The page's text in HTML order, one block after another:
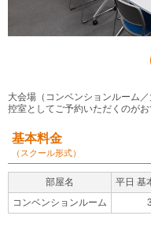
大会場（コンベンションルーム
控室としてご予約いただくのがお
基本料金
（スクール形式）
部屋名 平日 基
コンベンションルーム